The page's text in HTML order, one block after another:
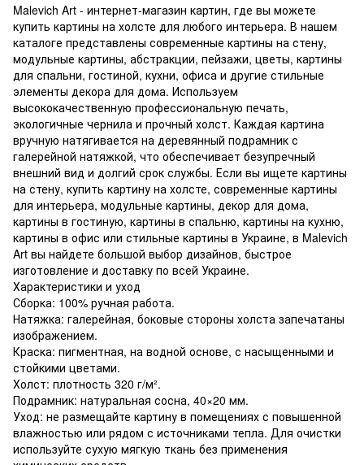
Malevich Art - интернет-магазин картин, где вы можете
купить картины на холсте для любого интерьера. В нашем
каталоге представлены современные картины на стену,
модульные картины, абстракции, пейзажи, цветы, картины
для спальни, гостиной, кухни, офиса и другие стильные
элементы декора для дома. Используем
высококачественную профессиональную печать,
экологичные чернила и прочный холст. Каждая картина
вручную натягивается на деревянный подрамник с
галерейной натяжкой, что обеспечивает безупречный
внешний вид и долгий срок службы. Если вы ищете картины
на стену, купить картину на холсте, современные картины
для интерьера, модульные картины, декор для дома,
картины в гостиную, картины в спальню, картины на кухню,
картины в офис или стильные картины в Украине, в Malevich
Art вы найдете большой выбор дизайнов, быстрое
изготовление и доставку по всей Украине.
Характеристики и уход
Сборка: 100% ручная работа.
Натяжка: галерейная, боковые стороны холста запечатаны
изображением.
Краска: пигментная, на водной основе, с насыщенными и
стойкими цветами.
Холст: плотность 320 г/м².
Подрамник: натуральная сосна, 40×20 мм.
Уход: не размещайте картину в помещениях с повышенной
влажностью или рядом с источниками тепла. Для очистки
используйте сухую мягкую ткань без применения